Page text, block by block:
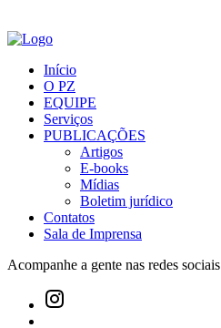
Início
O PZ
EQUIPE
Serviços
PUBLICAÇÕES
Artigos
E-books
Mídias
Boletim jurídico
Contatos
Sala de Imprensa
Acompanhe a gente nas redes sociais